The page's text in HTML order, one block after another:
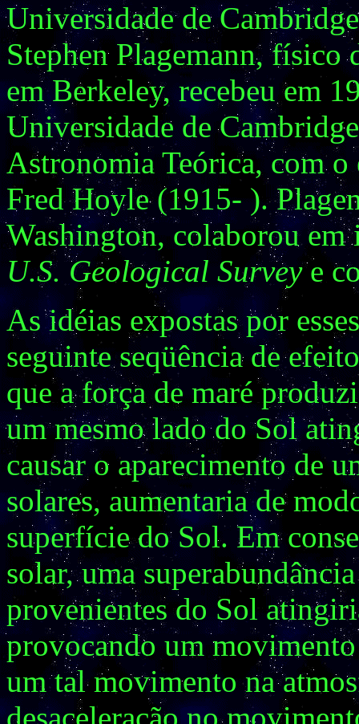
Universidade de
Stephen Plagemann,
em Berkeley, recebeu em
Universidade de
Astronomia Teórica, com
Fred Hoyle (1915- ).
Washington, colaborou em
U.S. Geological Surveye
As idéias expostas por
seguinte seqüência de
que a força de maré
um mesmo lado do Sol
causar o aparecimento de
solares, aumentaria de
superfície do Sol. Em
solar, uma
provenientes do Sol
provocando um movimento
um tal movimento na